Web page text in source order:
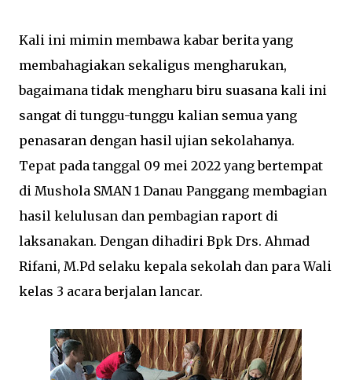
Kali ini mimin membawa kabar berita yang
membahagiakan sekaligus mengharukan,
bagaimana tidak mengharu biru suasana kali ini
sangat di tunggu-tunggu kalian semua yang
penasaran dengan hasil ujian sekolahanya.
Tepat pada tanggal 09 mei 2022 yang bertempat
di Mushola SMAN 1 Danau Panggang membagian
hasil kelulusan dan pembagian raport di
laksanakan. Dengan dihadiri Bpk Drs. Ahmad
Rifani, M.Pd selaku kepala sekolah dan para Wali
kelas 3 acara berjalan lancar.